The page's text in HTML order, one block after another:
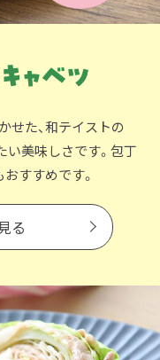
せた、和テイストの
い美味しさです。包丁
すすめです。
る